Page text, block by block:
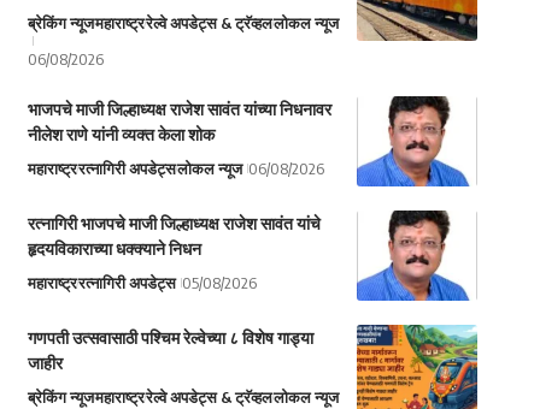
ब्रेकिंग न्यूजमहाराष्ट्ररेल्वे अपडेट्स & ट्रॅव्हललोकल न्यूज
06/08/2026
भाजपचे माजी जिल्हाध्यक्ष राजेश सावंत यांच्या निधनावर
नीलेश राणे यांनी व्यक्त केला शोक
महाराष्ट्ररत्नागिरी अपडेट्सलोकल न्यूज 06/08/2026
रत्नागिरी भाजपचे माजी जिल्हाध्यक्ष राजेश सावंत यांचे
हृदयविकाराच्या धक्क्याने निधन
महाराष्ट्ररत्नागिरी अपडेट्स 05/08/2026
गणपती उत्सवासाठी पश्चिम रेल्वेच्या ८ विशेष गाड्या
जाहीर
ब्रेकिंग न्यूजमहाराष्ट्ररेल्वे अपडेट्स & ट्रॅव्हललोकल न्यूज